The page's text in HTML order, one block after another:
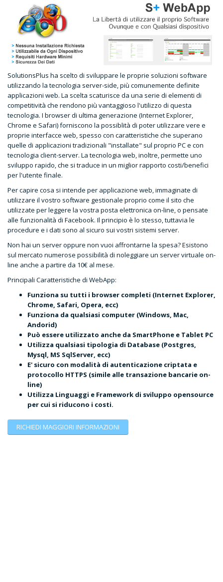
SolutionsPlus ha scelto di sviluppare le proprie soluzioni software
utilizzando la tecnologia server-side, più comunemente definite
applicazioni web. La scelta scaturisce da una serie di elementi di
competitività che rendono più vantaggioso l'utilizzo di questa
tecnologia. I browser di ultima generazione (Internet Explorer,
Chrome e Safari) forniscono la possiblità di poter utilizzare vere e
proprie interfacce web, spesso con caratteristiche che superano
quelle di applicazioni tradizionali "installate" sul proprio PC e con
tecnologia client-server. La tecnologia web, inoltre, permette uno
sviluppo rapido, che si traduce in un miglior rapporto costi/benefici
per l'utente finale.
Per capire cosa si intende per applicazione web, immaginate di
utilizzare il vostro software gestionale proprio come il sito che
utilizzate per leggere la vostra posta elettronica on-line, o pensate
alle funzionalità di Facebook. Il principio è lo stesso, tuttavia le
procedure e i dati sono al sicuro sui vostri sistemi server.
Non hai un server oppure non vuoi affrontarne la spesa? Esistono
sul mercato numerose possibilità di noleggiare un server virtuale on-
line anche a partire da 10€ al mese.
Principali Caratteristiche di WebApp:
Funziona su tutti i browser completi (Internet Explorer,
Chrome, Safari, Opera, ecc)
Funziona da qualsiasi computer (Windows, Mac,
Andorid)
Può essere utilizzato anche da SmartPhone e Tablet PC
Utilizza qualsiasi tipologia di Database (Postgres,
Mysql, MS SqlServer, ecc)
E' sicuro con modalità di autenticazione criptata e
protocollo HTTPS (simile alle transazione bancarie on-
line)
Utilizza Linguaggi e Framework di sviluppo opensource
per cui si riducono i costi.
RICHIEDI MAGGIORI INFORMAZIONI